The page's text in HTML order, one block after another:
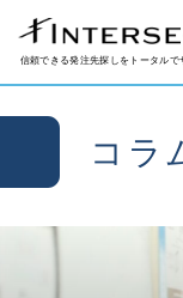
信頼できる発注先探しをトータルで
コラ